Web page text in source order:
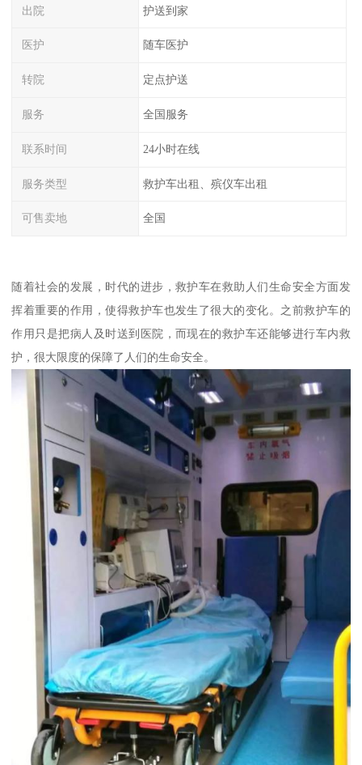
出院 护送到家
医护 随车医护
转院 定点护送
服务 全国服务
联系时间 24小时在线
服务类型 救护车出租、殡仪车出租
可售卖地 全国
随着社会的发展，时代的进步，救护车在救助人们生命安全方面发
挥着重要的作用，使得救护车也发生了很大的变化。之前救护车的
作用只是把病人及时送到医院，而现在的救护车还能够进行车内救
护，很大限度的保障了人们的生命安全。